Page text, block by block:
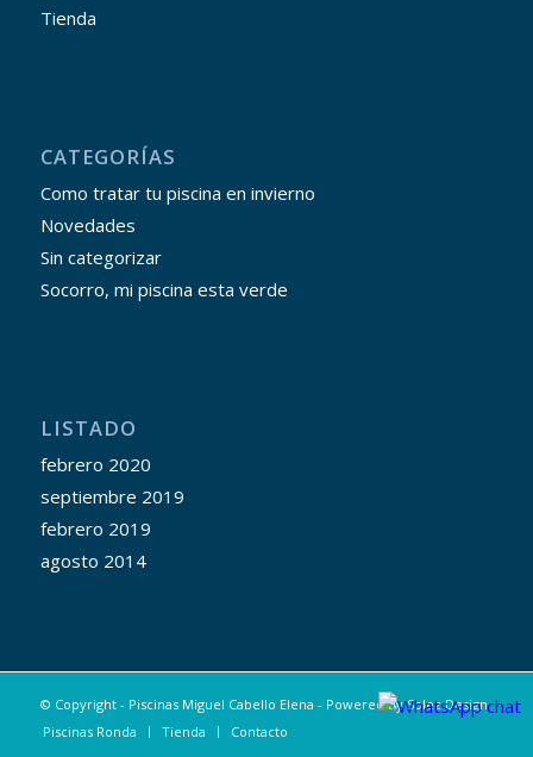
Tienda
CATEGORÍAS
Como tratar tu piscina en invierno
Novedades
Sin categorizar
Socorro, mi piscina esta verde
LISTADO
febrero 2020
septiembre 2019
febrero 2019
agosto 2014
© Copyright - Piscinas Miguel Cabello Elena - Powered bySplez Design
Piscinas Ronda
Tienda Contacto